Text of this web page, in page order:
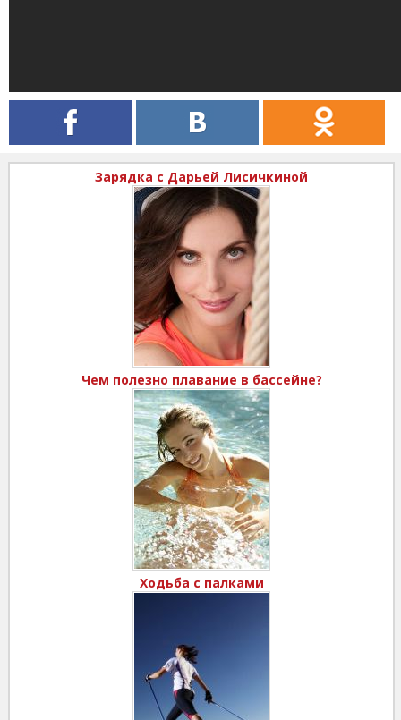
Зарядка с Дарьей Лисичкиной
Чем полезно плавание в бассейне?
Ходьба с палками